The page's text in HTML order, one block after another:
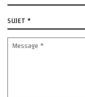
Sujet *
Message *